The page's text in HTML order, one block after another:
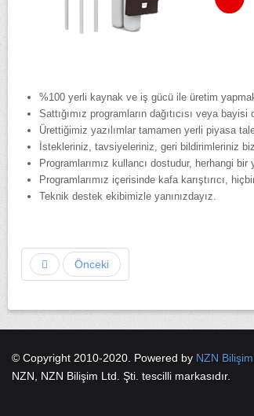
%100 yerli kaynak ve iş gücü ile üretim
Sattığımız programların dağıtıcısı veya
Ürettiğimiz yazılımlar tamamen yerli piyasa
İstekleriniz, tavsiyeleriniz, geri bildirimleriniz
Programlarımız kullancı dostudur, herhangi
Programlarımız içerisinde kafa karıştırıcı,
Teknik destek ekibimizle yanınızdayız.
Önceki
© Copyright 2010-2020. Powered by NZN Bilişim
NZN, NZN Bilişim Ltd. Şti. tescilli markasıdır.